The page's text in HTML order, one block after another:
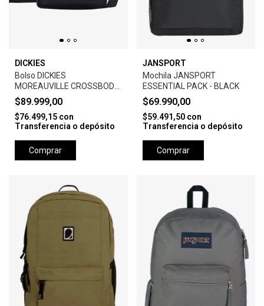
DICKIES
Bolso DICKIES
MOREAUVILLE CROSSBODY
BAG-BLACK
$89.999,00
$76.499,15 con
Transferencia o depósito
Comprar
JANSPORT
Mochila JANSPORT
ESSENTIAL PACK - BLACK
$69.990,00
$59.491,50 con
Transferencia o depósito
Comprar